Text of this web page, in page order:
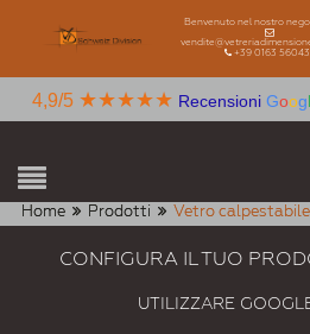
Benvenuto nel nostro
+39 0163
4,9/5 ★★★★★ Recensioni Googl
Home Prodotti Vetro
CONFIGURA IL TUO
UTILIZZARE